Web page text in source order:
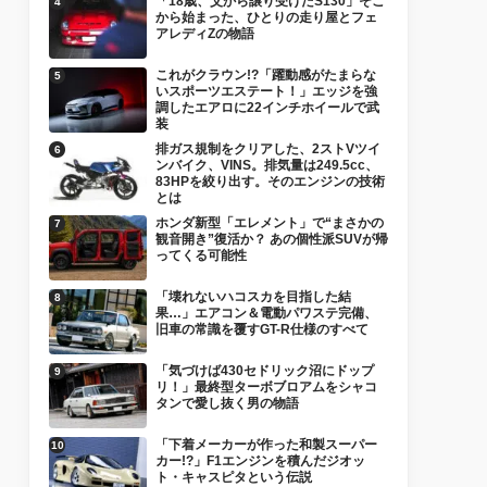
から始まった、ひとりの走り屋とフェ
アレディZの物語
これがクラウン!?「躍動感がたまらな
いスポーツエステート！」エッジを強
調したエアロに22インチホイールで武
装
排ガス規制をクリアした、2ストVツイ
ンバイク、VINS。排気量は249.5cc、
83HPを絞り出す。そのエンジンの技術
とは
ホンダ新型「エレメント」で“まさかの
観音開き”復活か？ あの個性派SUVが帰
ってくる可能性
「壊れないハコスカを目指した結
果…」エアコン＆電動パワステ完備、
旧車の常識を覆すGT-R仕様のすべて
「気づけば430セドリック沼にドップ
リ！」最終型ターボブロアムをシャコ
タンで愛し抜く男の物語
「下着メーカーが作った和製スーパー
カー!?」F1エンジンを積んだジオッ
ト・キャスピタという伝説